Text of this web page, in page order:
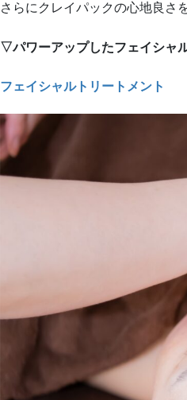
さらにクレイパックの心地良さ
▽パワーアップしたフェイシャ
フェイシャルトリートメント